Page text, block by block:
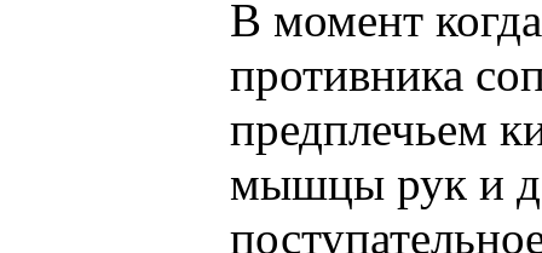
В момент
противника
предплечьем
мышцы рук и